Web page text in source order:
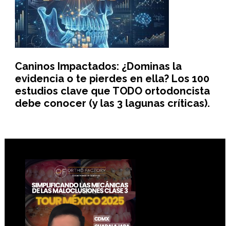
Caninos Impactados: ¿Dominas la
evidencia o te pierdes en ella? Los 100
estudios clave que TODO ortodoncista
debe conocer (y las 3 lagunas críticas).
Footer